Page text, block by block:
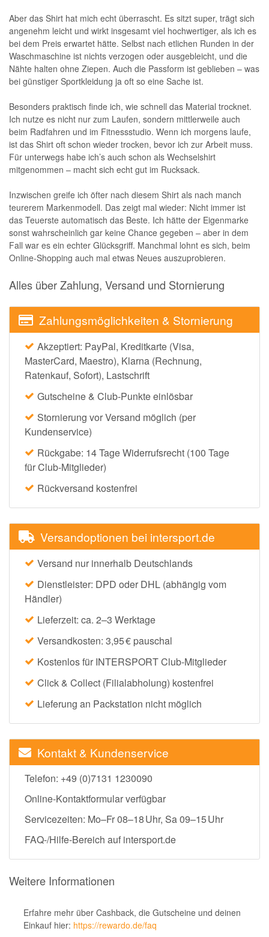
Aber das Shirt hat mich echt überrascht. Es sitzt super, trägt sich
angenehm leicht und wirkt insgesamt viel hochwertiger, als ich es
bei dem Preis erwartet hätte. Selbst nach etlichen Runden in der
Waschmaschine ist nichts verzogen oder ausgebleicht, und die
Nähte halten ohne Ziepen. Auch die Passform ist geblieben – was
bei günstiger Sportkleidung ja oft so eine Sache ist.
Besonders praktisch finde ich, wie schnell das Material trocknet.
Ich nutze es nicht nur zum Laufen, sondern mittlerweile auch
beim Radfahren und im Fitnessstudio. Wenn ich morgens laufe,
ist das Shirt oft schon wieder trocken, bevor ich zur Arbeit muss.
Für unterwegs habe ich’s auch schon als Wechselshirt
mitgenommen – macht sich echt gut im Rucksack.
Inzwischen greife ich öfter nach diesem Shirt als nach manch
teurerem Markenmodell. Das zeigt mal wieder: Nicht immer ist
das Teuerste automatisch das Beste. Ich hätte der Eigenmarke
sonst wahrscheinlich gar keine Chance gegeben – aber in dem
Fall war es ein echter Glücksgriff. Manchmal lohnt es sich, beim
Online-Shopping auch mal etwas Neues auszuprobieren.
Alles über Zahlung, Versand und Stornierung
Zahlungsmöglichkeiten & Stornierung
Akzeptiert: PayPal, Kreditkarte (Visa,
MasterCard, Maestro), Klarna (Rechnung,
Ratenkauf, Sofort), Lastschrift
Gutscheine & Club-Punkte einlösbar
Stornierung vor Versand möglich (per
Kundenservice)
Rückgabe: 14 Tage Widerrufsrecht (100 Tage
für Club-Mitglieder)
Rückversand kostenfrei
Versandoptionen bei intersport.de
Versand nur innerhalb Deutschlands
Dienstleister: DPD oder DHL (abhängig vom
Händler)
Lieferzeit: ca. 2–3 Werktage
Versandkosten: 3,95 € pauschal
Kostenlos für INTERSPORT Club-Mitglieder
Click & Collect (Filialabholung) kostenfrei
Lieferung an Packstation nicht möglich
Kontakt & Kundenservice
Telefon: +49 (0)7131 1230090
Online-Kontaktformular verfügbar
Servicezeiten: Mo–Fr 08–18 Uhr, Sa 09–15 Uhr
FAQ-/Hilfe-Bereich auf intersport.de
Weitere Informationen
Erfahre mehr über Cashback, die Gutscheine und deinen
Einkauf hier: https://rewardo.de/faq